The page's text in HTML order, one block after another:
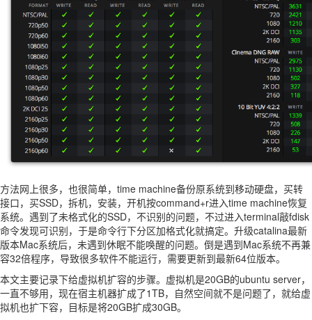
方法网上很多，也很简单，time machine备份原系统到移动硬盘，买转
接口，买SSD，拆机，安装，开机按command+r进入time machine恢复
系统。遇到了未格式化的SSD，不识别的问题，不过进入terminal敲fdisk
命令发现可识别，于是命令行下分区加格式化就搞定。升级catalina最新
版本Mac系统后，未遇到休眠不能唤醒的问题。倒是遇到Mac系统不再兼
容32倍程序，导致很多软件不能运行，需要更新到最新64位版本。
本文主要记录下给虚拟机扩容的步骤。虚拟机是20GB的ubuntu server，
一直不够用，现在宿主机器扩成了1TB，自然空间就不是问题了，就给虚
拟机也扩下容，目标是将20GB扩成30GB。